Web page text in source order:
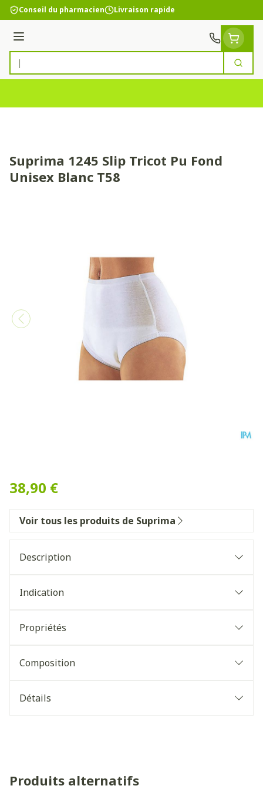
Aller au contenu
Conseil du pharmacien Livraison rapide
Menu
Rechercher
Suprima 1245 Slip Tricot Pu Fond
Unisex Blanc T58
38,90 €
Voir tous les produits de Suprima
Description
Indication
Propriétés
Composition
Détails
Produits alternatifs